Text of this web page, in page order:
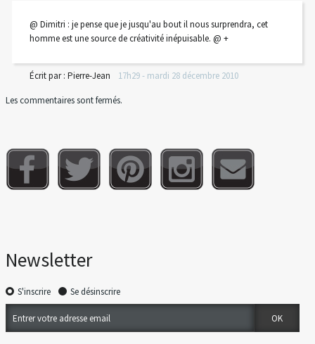
@ Dimitri : je pense que je jusqu'au bout il nous surprendra, cet
homme est une source de créativité inépuisable. @ +
Écrit par : Pierre-Jean 17h29- mardi 28 décembre 2010
Les commentaires sont fermés.
Newsletter
S'inscrire Se désinscrire